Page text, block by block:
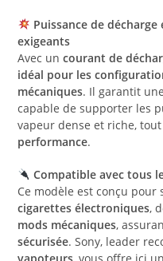
Puissance de
exigeants
Avec uncourant de
idéal pour les
mécaniques. Il garantit
capable de supporter les
vapeur dense et riche,
performance.
Compatible avec tous
Ce modèle est conçu pour
cigarettes électroniques,
mods mécaniques,
sécurisée. Sony, leader